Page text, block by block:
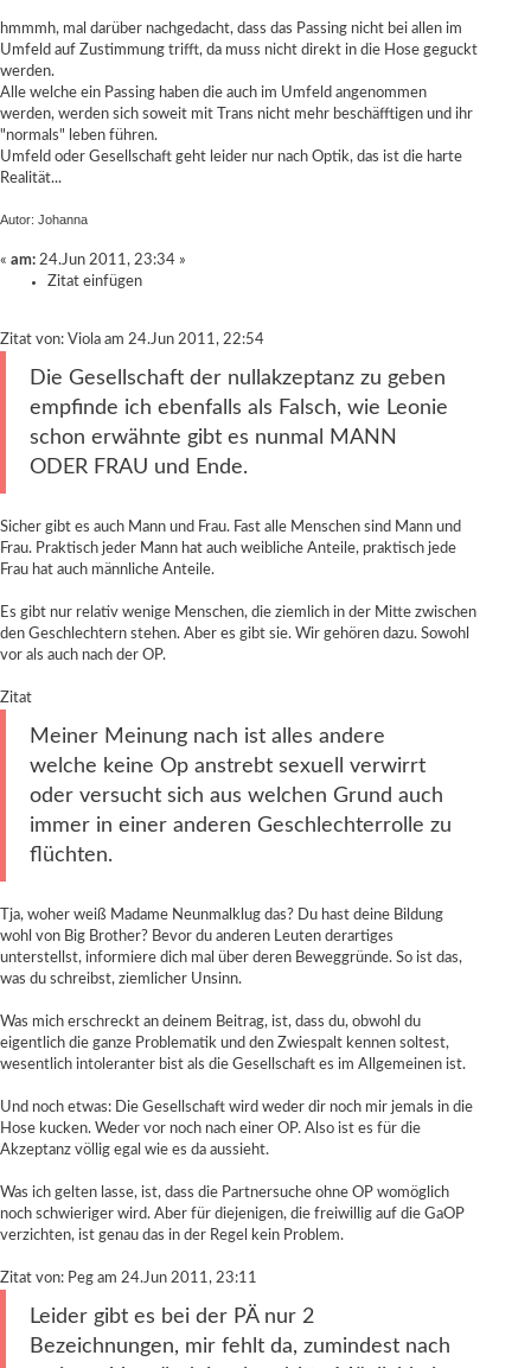
hmmmh, mal darüber nachgedacht, dass das Passing nicht bei allen im
Umfeld auf Zustimmung trifft, da muss nicht direkt in die Hose geguckt
werden.
Alle welche ein Passing haben die auch im Umfeld angenommen
werden, werden sich soweit mit Trans nicht mehr beschäfftigen und ihr
"normals" leben führen.
Umfeld oder Gesellschaft geht leider nur nach Optik, das ist die harte
Realität...
Autor: Johanna
« am: 24.Jun 2011, 23:34 »
Zitat einfügen
Zitat von: Viola am 24.Jun 2011, 22:54
Die Gesellschaft der nullakzeptanz zu geben
empfinde ich ebenfalls als Falsch, wie Leonie
schon erwähnte gibt es nunmal MANN
ODER FRAU und Ende.
Sicher gibt es auch Mann und Frau. Fast alle Menschen sind Mann und
Frau. Praktisch jeder Mann hat auch weibliche Anteile, praktisch jede
Frau hat auch männliche Anteile.
Es gibt nur relativ wenige Menschen, die ziemlich in der Mitte zwischen
den Geschlechtern stehen. Aber es gibt sie. Wir gehören dazu. Sowohl
vor als auch nach der OP.
Zitat
Meiner Meinung nach ist alles andere
welche keine Op anstrebt sexuell verwirrt
oder versucht sich aus welchen Grund auch
immer in einer anderen Geschlechterrolle zu
flüchten.
Tja, woher weiß Madame Neunmalklug das? Du hast deine Bildung
wohl von Big Brother? Bevor du anderen Leuten derartiges
unterstellst, informiere dich mal über deren Beweggründe. So ist das,
was du schreibst, ziemlicher Unsinn.
Was mich erschreckt an deinem Beitrag, ist, dass du, obwohl du
eigentlich die ganze Problematik und den Zwiespalt kennen soltest,
wesentlich intoleranter bist als die Gesellschaft es im Allgemeinen ist.
Und noch etwas: Die Gesellschaft wird weder dir noch mir jemals in die
Hose kucken. Weder vor noch nach einer OP. Also ist es für die
Akzeptanz völlig egal wie es da aussieht.
Was ich gelten lasse, ist, dass die Partnersuche ohne OP womöglich
noch schwieriger wird. Aber für diejenigen, die freiwillig auf die GaOP
verzichten, ist genau das in der Regel kein Problem.
Zitat von: Peg am 24.Jun 2011, 23:11
Leider gibt es bei der PÄ nur 2
Bezeichnungen, mir fehlt da, zumindest nach